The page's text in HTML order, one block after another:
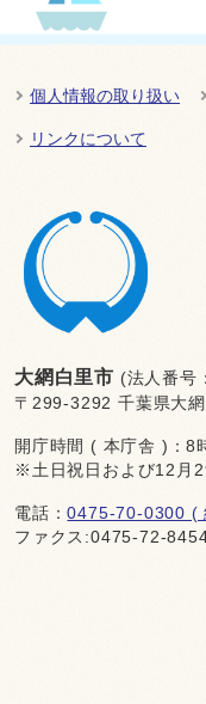
個人情報の取り扱い
リンクについて
大網白里市 (法人番号
〒299-3292 千葉県大
開庁時間 ( 本庁舎 )：8
※土日祝日および12月
電話：0475-70-0300 (
ファクス:0475-72-